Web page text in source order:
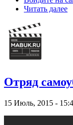
Читать далее
Отряд
15 Июль, 2015 -